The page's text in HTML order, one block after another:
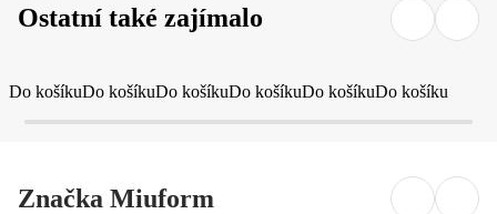
Ostatní také zajímalo
Do košíkuDo košíkuDo košíkuDo košíkuDo košíkuDo košíku
Značka Miuform